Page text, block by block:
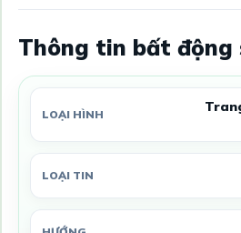
Thông tin bất động
LOẠI HÌNH
LOẠI TIN